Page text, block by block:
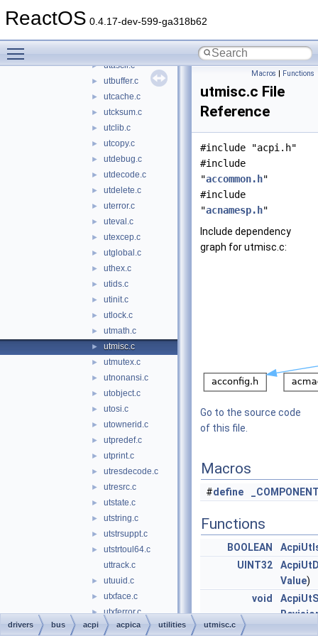
ReactOS 0.4.17-dev-599-ga318b62
▼ utilities
► utascii.c
► utbuffer.c
► utcache.c
► utcksum.c
► utclib.c
► utcopy.c
► utdebug.c
► utdecode.c
► utdelete.c
► uterror.c
► uteval.c
► utexcep.c
► utglobal.c
► uthex.c
► utids.c
► utinit.c
► utlock.c
► utmath.c
► utmisc.c
► utmutex.c
► utnonansi.c
► utobject.c
► utosi.c
► utownerid.c
► utpredef.c
► utprint.c
► utresdecode.c
► utresrc.c
► utstate.c
► utstring.c
► utstrsuppt.c
►
utstrtoul64.c
uttrack.c
► utuuid.c
► utxface.c
► utxferror.c
► utxfinit.c
Macros | Functions
utmisc.c File
Reference
#include "acpi.h"
#include
"accommon.h"
#include
"acnamesp.h"
Include dependency
graph for utmisc.c:
Go to the source code
of this file.
Macros
#define
Functions
BOOLEAN
UINT32
Value)
void
ACPI_STATUS
drivers bus acpi acpica utilities utmisc.c